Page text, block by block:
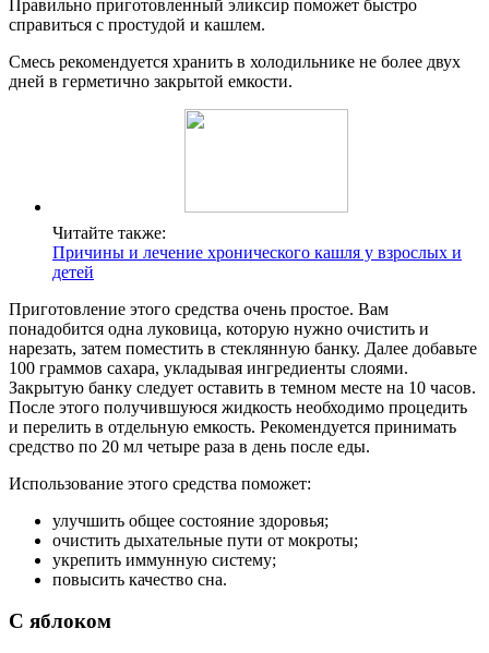
Правильно приготовленный эликсир поможет быстро
справиться с простудой и кашлем.
Смесь рекомендуется хранить в холодильнике не более двух
дней в герметично закрытой емкости.
Читайте также:
Причины и лечение хронического кашля у взрослых и
детей
Приготовление этого средства очень простое. Вам
понадобится одна луковица, которую нужно очистить и
нарезать, затем поместить в стеклянную банку. Далее добавьте
100 граммов сахара, укладывая ингредиенты слоями.
Закрытую банку следует оставить в темном месте на 10 часов.
После этого получившуюся жидкость необходимо процедить
и перелить в отдельную емкость. Рекомендуется принимать
средство по 20 мл четыре раза в день после еды.
Использование этого средства поможет:
улучшить общее состояние здоровья;
очистить дыхательные пути от мокроты;
укрепить иммунную систему;
повысить качество сна.
С яблоком